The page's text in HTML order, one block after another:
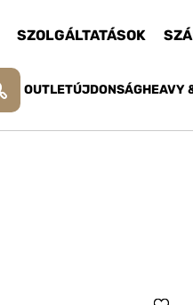
SZOLGÁLTATÁSOK
OUTLETÚJDONSÁGHEAVY